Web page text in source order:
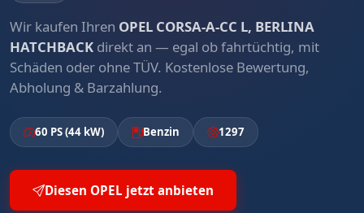
Wir kaufen Ihren OPEL CORSA-A-CC L, BERLINA
HATCHBACK direkt an — egal ob fahrtüchtig, mit
Schäden oder ohne TÜV. Kostenlose Bewertung,
Abholung & Barzahlung.
60 PS (44 kW) Benzin 1297
Diesen OPEL jetzt anbieten